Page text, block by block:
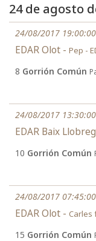
24 de agosto
24/08/2017 19:00:00
EDAR Olot - Pep -
8 Gorrión Común
24/08/2017 13:30:00
EDAR Baix
10 Gorrión Común
24/08/2017 07:45:00
EDAR Olot - Carles
15 Gorrión Común